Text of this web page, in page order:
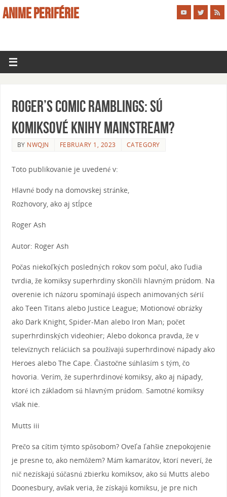
ANIME PERIFÉRIE
Roger’s Comic Ramblings: Sú
komiksové knihy mainstream?
BY NWQJN FEBRUARY 1, 2023 CATEGORY
Toto publikovanie je uvedené v:
Hlavné body na domovskej stránke,
Rozhovory, ako aj stĺpce
Roger Ash
Autor: Roger Ash
Počas niekoľkých posledných rokov som počul, ako ľudia
tvrdia, že komiksy superhrdiny skončili hlavným prúdom. Na
overenie ich názoru spomínajú úspech animovaných sérií
ako Teen Titans alebo Justice League; Motionové obrázky
ako Dark Knight, Spider-Man alebo Iron Man; počet
superhrdinských videohier; Alebo dokonca pravda, že v
televíznych reláciách sa používajú superhrdinové nápady ako
Heroes alebo The Cape. Čiastočne súhlasím s tým, čo
hovoria. Verím, že superhrdinové komiksy, ako aj nápady,
ktoré ich základom sú hlavným prúdom. Samotné komiksy
však nie.
Mutts iii
Prečo sa cítim týmto spôsobom? Oveľa ľahšie znepokojenie
je presne to, ako nemôžem? Mám kamarátov, ktorí neverí, že
nič nezískajú súčasnú zbierku komiksov, ako sú Mutts alebo
Doonesbury, avšak veria, že získajú komiksu, je pre nich